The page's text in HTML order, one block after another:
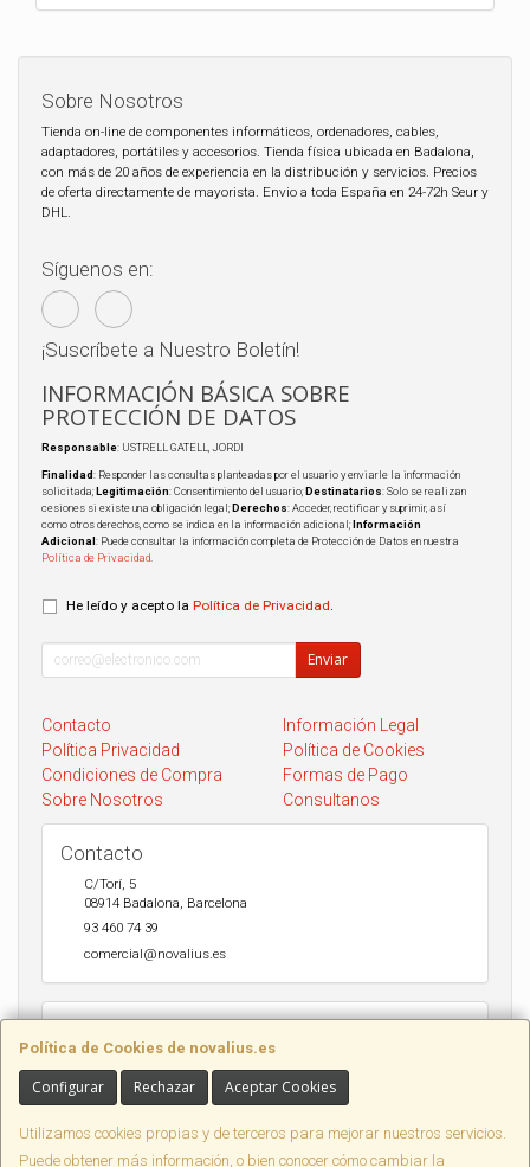
Política de Cookies de novalius.es
Configurar Rechazar Aceptar Cookies
Utilizamos cookies propias y de terceros para mejorar nuestros servicios.
Puede obtener más información, o bien conocer cómo cambiar la
Sobre Nosotros
Tienda on-line de componentes informáticos, ordenadores, cables,
adaptadores, portátiles y accesorios. Tienda física ubicada en Badalona,
con más de 20 años de experiencia en la distribución y servicios. Precios
de oferta directamente de mayorista. Envio a toda España en 24-72h Seur y
DHL.
Síguenos en:
¡Suscríbete a Nuestro Boletín!
INFORMACIÓN BÁSICA SOBRE
PROTECCIÓN DE DATOS
Responsable: USTRELL GATELL, JORDI
Finalidad: Responder las consultas planteadas por el usuario y enviarle la información
solicitada;Legitimación: Consentimiento del usuario;Destinatarios: Solo se realizan
cesiones si existe una obligación legal;Derechos: Acceder, rectificar y suprimir, así
como otros derechos, como se indica en la información adicional;Información
Adicional: Puede consultar la información completa de Protección de Datos en nuestra
Política de Privacidad
He leído y acepto la Política de Privacidad
Enviar
Contacto
Información Legal
Política Privacidad
Política de Cookies
Condiciones de Compra
Formas de Pago
Sobre Nosotros
Consultanos
Contacto
C/Torí, 5
08914 Badalona Barcelona
93 460 74 39
comercial@novalius.es
20h. Sábados de 10h a 14h. Envio a toda España en 24-72h Seur y
DHL.